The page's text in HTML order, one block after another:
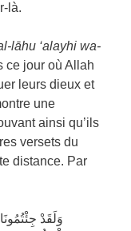
là.
lāhu ‘alayhi wa-
ce jour où Allah
leurs dieux et
une
ainsi qu’ils
versets du
distance. Par
وَلَقَدْ